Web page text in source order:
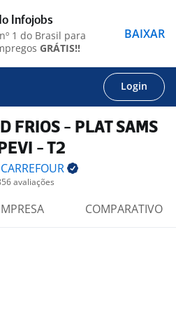
Login
FRIOS - PLAT SAMS
- T2
CARREFOUR
avaliações
COMPARATIVO
Infojobs
1 do Brasil para
GRÁTIS!!
BAIXAR